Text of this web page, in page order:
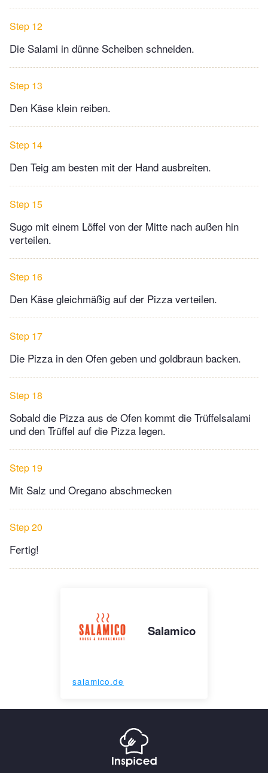
Step 12
Die Salami in dünne Scheiben schneiden.
Step 13
Den Käse klein reiben.
Step 14
Den Teig am besten mit der Hand ausbreiten.
Step 15
Sugo mit einem Löffel von der Mitte nach außen hin
verteilen.
Step 16
Den Käse gleichmäßig auf der Pizza verteilen.
Step 17
Die Pizza in den Ofen geben und goldbraun backen.
Step 18
Sobald die Pizza aus de Ofen kommt die Trüffelsalami
und den Trüffel auf die Pizza legen.
Step 19
Mit Salz und Oregano abschmecken
Step 20
Fertig!
Salamico
salamico.de